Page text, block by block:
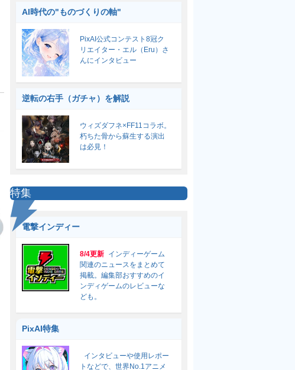
AI時代の"ものづくりの軸"
PixAI公式コンテスト8冠ク
リエイター・エル（Eru）さ
んにインタビュー
逆転の右手（ガチャ）を解説
ウィズダフネ×FF11コラボ。
朽ちた骨から蘇生する演出
は必見！
特集
電撃インディー
8/4更新 インディーゲーム
関連のニュースをまとめて
掲載。編集部おすすめのイ
ンディゲームのレビューな
ども。
PixAI特集
インタビューや使用レポー
トなどで、世界No.1アニメ